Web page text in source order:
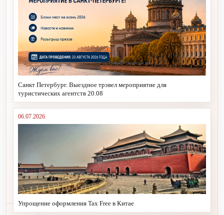
Санкт Петербург. Выездное трэвел мероприятие для
туристических агентств 20.08
06.07.2026
Упрощение оформления Tax Free в Китае